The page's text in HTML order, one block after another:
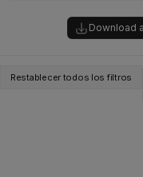
Download
Restablecer todos los filtros